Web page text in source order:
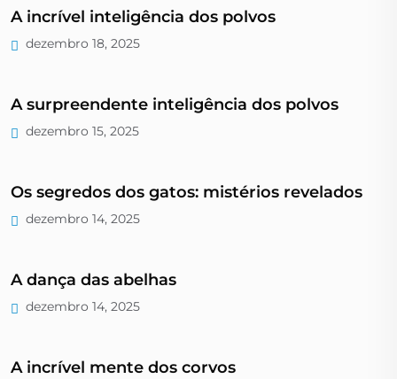
A incrível inteligência dos polvos
dezembro 18, 2025
A surpreendente inteligência dos polvos
dezembro 15, 2025
Os segredos dos gatos: mistérios revelados
dezembro 14, 2025
A dança das abelhas
dezembro 14, 2025
A incrível mente dos corvos